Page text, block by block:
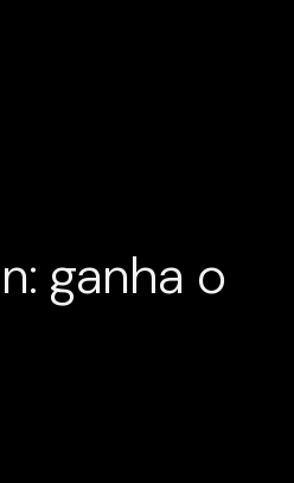
ganha o